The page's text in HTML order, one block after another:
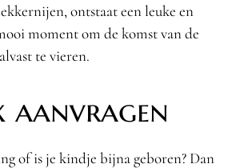
ontstaat een leuke en
moment om de komst van de
te vieren.
aanvragen
of is je kindje bijna geboren? Dan